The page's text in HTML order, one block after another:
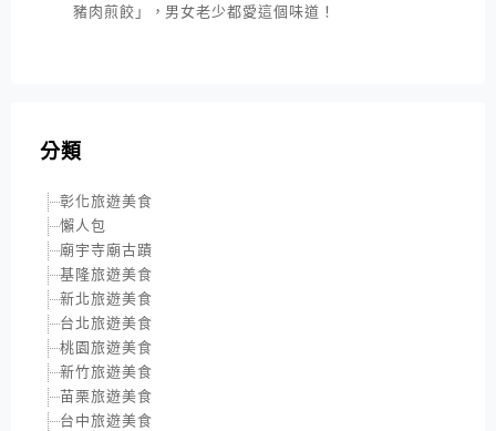
豬肉煎餃」，男女老少都愛這個味道！
分類
彰化旅遊美食
懶人包
廟宇寺廟古蹟
基隆旅遊美食
新北旅遊美食
台北旅遊美食
桃園旅遊美食
新竹旅遊美食
苗栗旅遊美食
台中旅遊美食